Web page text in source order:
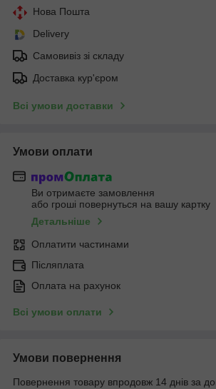
Нова Пошта
Delivery
Самовивіз зі складу
Доставка кур'єром
Всі умови доставки
Умови оплати
Ви отримаєте замовлення
або гроші повернуться на вашу картку
Детальніше
Оплатити частинами
Післяплата
Оплата на рахунок
Всі умови оплати
Умови повернення
Повернення товару впродовж 14 днів за